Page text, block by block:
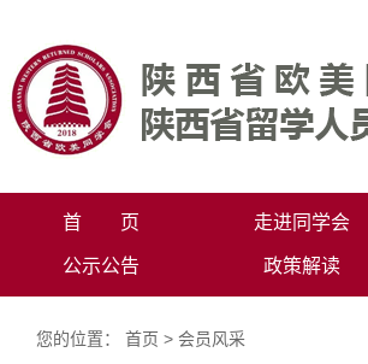
首 页 走进同学会
公示公告 政策解读
您的位置： 首页 > 会员风采